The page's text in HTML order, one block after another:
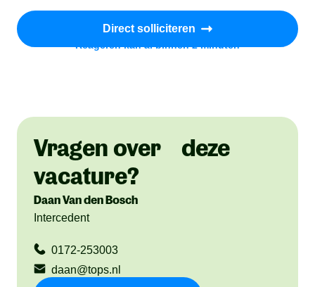
Direct solliciteren
Reageren kan al binnen 2 minuten
Vragen over deze
vacature?
Daan Van den Bosch
Intercedent
0172-253003
daan@tops.nl